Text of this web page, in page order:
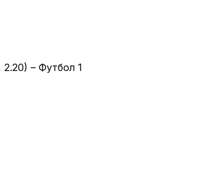
– Футбол 1